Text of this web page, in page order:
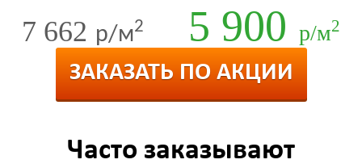
7 662 р/м2 5 900 р/м2
ЗАКАЗАТЬ ПО АКЦИИ
Часто заказывают